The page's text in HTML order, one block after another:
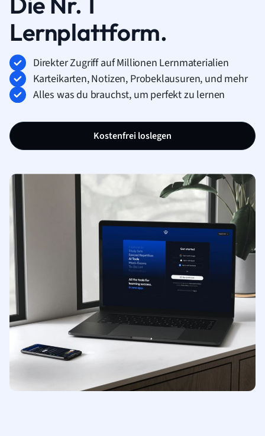
Lernplattform.
Direkter Zugriff auf Millionen Lernmaterialien
Karteikarten, Notizen, Probeklausuren, und mehr
Alles was du brauchst, um perfekt zu lernen
Kostenfrei loslegen